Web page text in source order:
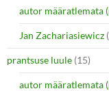
autor määratlemata
Jan Zachariasiewicz
prantsuse luule (15)
autor määratlemata